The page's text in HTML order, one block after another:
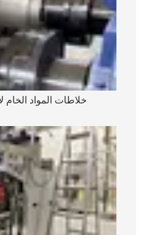
خلاطات المواد الخام